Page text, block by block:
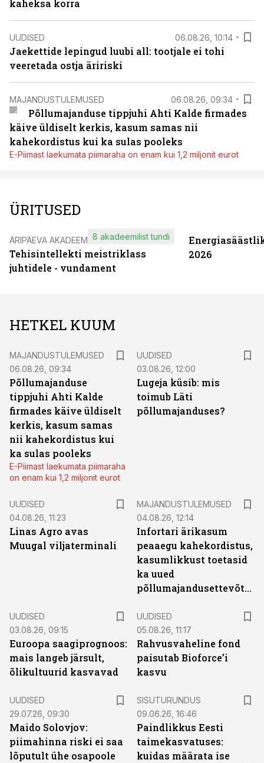
kaheksa korra
UUDISED 06.08.26, 10:14
Jaekettide lepingud luubi all: tootjale ei tohi
veeretada ostja äririski
MAJANDUSTULEMUSED 06.08.26, 09:34
Põllumajanduse tippjuhi Ahti Kalde firmades
käive üldiselt kerkis, kasum samas nii
kahekordistus kui ka sulas pooleks
E-Piimast laekumata piimaraha on enam kui 1,2 miljonit eurot
ÜRITUSED
ÄRIPÄEVA AKADEEMIA
Tehisintellekti meistriklass
juhtidele - vundament
8 akadeemilist tundi
2026
HETKEL KUUM
MAJANDUSTULEMUSED
06.08.26, 09:34
Põllumajanduse
tippjuhi Ahti Kalde
firmades käive üldiselt
kerkis, kasum samas
nii kahekordistus kui
ka sulas pooleks
E-Piimast laekumata piimaraha
on enam kui 1,2 miljonit eurot
UUDISED
03.08.26, 12:00
Lugeja küsib: mis
toimub Läti
põllumajanduses?
UUDISED
04.08.26, 11:23
Linas Agro avas
Muugal viljaterminali
MAJANDUSTULEMUSED
04.08.26, 12:14
Infortari ärikasum
peaaegu kahekordistus,
kasumlikkust toetasid
ka uued
põllumajandusettevõtted
UUDISED
03.08.26, 09:15
Euroopa saagiprognoos:
mais langeb järsult,
õlikultuurid kasvavad
UUDISED
05.08.26, 11:17
Rahvusvaheline fond
paisutab Bioforce’i
kasvu
UUDISED
29.07.26, 09:30
Maido Solovjov:
piimahinna riski ei saa
lõputult ühe osapoole
SISUTURUNDUS
09.06.26, 16:46
Paindlikkus Eesti
taimekasvatuses:
kuidas määrata ise